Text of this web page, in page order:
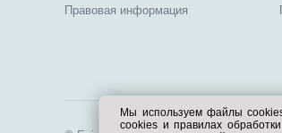
Правовая информация
Мы используем файлы
cookies и правилах